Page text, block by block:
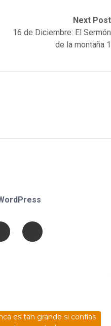
Next Post
16 de Diciembre: El Sermón
de la montaña 1
es tan grande si confías